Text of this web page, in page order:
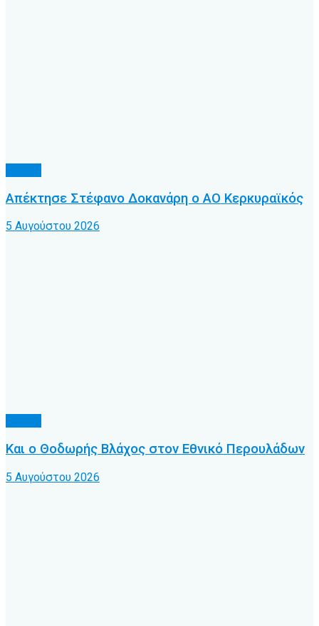
Απέκτησε Στέφανο Δοκανάρη ο ΑΟ Κερκυραϊκός
5 Αυγούστου 2026
Και ο Θοδωρής Βλάχος στον Εθνικό Περουλάδων
5 Αυγούστου 2026